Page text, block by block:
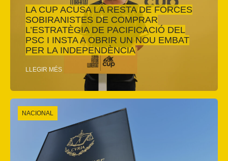
LA CUP ACUSA LA RESTA DE FORCES
SOBIRANISTES DE COMPRAR
L’ESTRATÈGIA DE PACIFICACIÓ DEL
PSC I INSTA A OBRIR UN NOU EMBAT
PER LA INDEPENDÈNCIA
LLEGIR MÉS
NACIONAL